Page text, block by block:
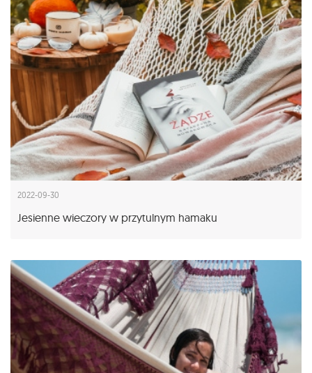
2022-09-30
Jesienne wieczory w przytulnym hamaku